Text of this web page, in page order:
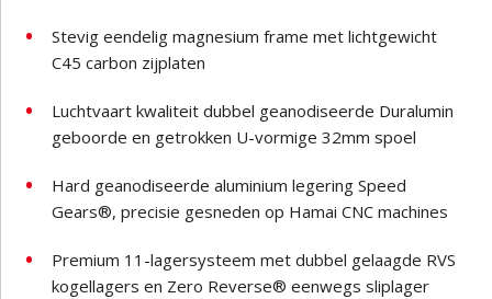
Stevig eendelig magnesium frame met lichtgewicht
C45 carbon zijplaten
Luchtvaart kwaliteit dubbel geanodiseerde Duralumin
geboorde en getrokken U-vormige 32mm spoel
Hard geanodiseerde aluminium legering Speed
Gears®, precisie gesneden op Hamai CNC machines
Premium 11-lagersysteem met dubbel gelaagde RVS
kogellagers en Zero Reverse® eenwegs sliplager